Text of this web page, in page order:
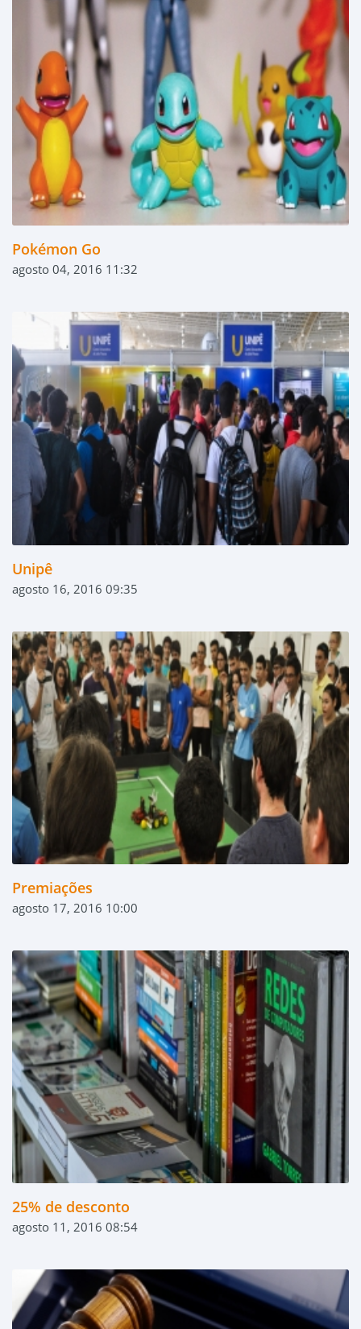
Pokémon Go
agosto 04, 2016 11:32
Unipê
agosto 16, 2016 09:35
Premiações
agosto 17, 2016 10:00
25% de desconto
agosto 11, 2016 08:54